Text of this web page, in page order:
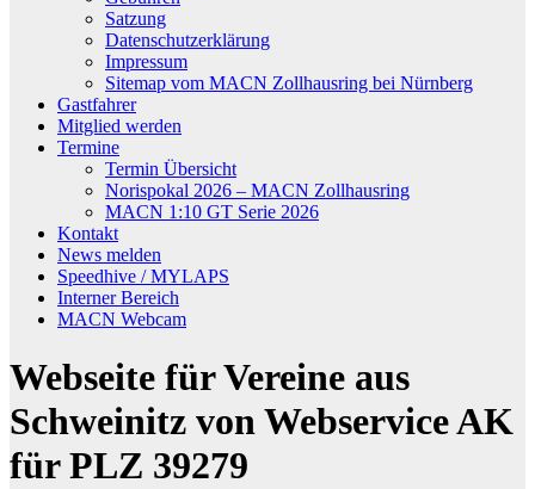
Satzung
Datenschutzerklärung
Impressum
Sitemap vom MACN Zollhausring bei Nürnberg
Gastfahrer
Mitglied werden
Termine
Termin Übersicht
Norispokal 2026 – MACN Zollhausring
MACN 1:10 GT Serie 2026
Kontakt
News melden
Speedhive / MYLAPS
Interner Bereich
MACN Webcam
Webseite für Vereine aus
Schweinitz von Webservice AK
für PLZ 39279